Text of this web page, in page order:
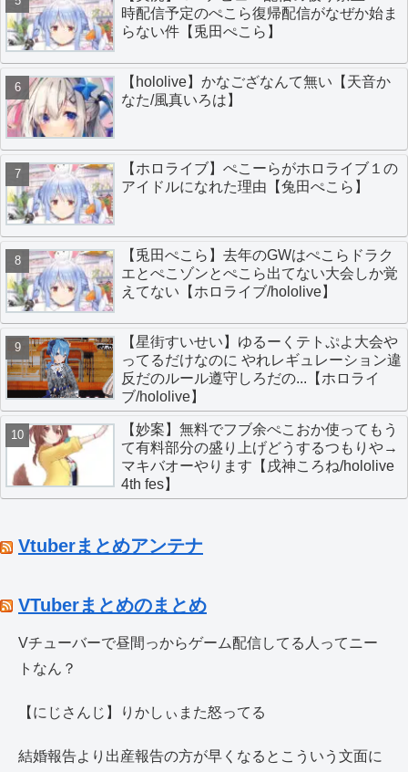
時配信予定のぺこら復帰配信がなぜか始ま
らない件【兎田ぺこら】
【hololive】かなござなんて無い【天音か
なた/風真いろは】
【ホロライブ】ぺこーらがホロライブ１の
アイドルになれた理由【兔田ぺこら】
【兎田ぺこら】去年のGWはぺこらドラク
エとぺこゾンとぺこら出てない大会しか覚
えてない【ホロライブ/hololive】
【星街すいせい】ゆるーくテトぷよ大会や
ってるだけなのに やれレギュレーション違
反だのルール遵守しろだの...【ホロライ
ブ/hololive】
【妙案】無料でフブ余ぺこおか使ってもう
て有料部分の盛り上げどうするつもりや→
マキバオーやります【戌神ころね/hololive
4th fes】
Vtuberまとめアンテナ
VTuberまとめのまとめ
Vチューバーで昼間っからゲーム配信してる人ってニー
トなん？
【にじさんじ】りかしぃまた怒ってる
結婚報告より出産報告の方が早くなるとこういう文面に